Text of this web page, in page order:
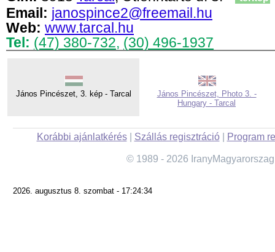
Email: janospince2@freemail.hu
Web: www.tarcal.hu
Tel: (47) 380-732, (30) 496-1937
János Pincészet, 3. kép - Tarcal
János Pincészet, Photo 3. -
Hungary - Tarcal
Korábbi ajánlatkérés| Szállás regisztráció| Program
© 1989 - 2026
2026. augusztus 8. szombat - 17:24:34